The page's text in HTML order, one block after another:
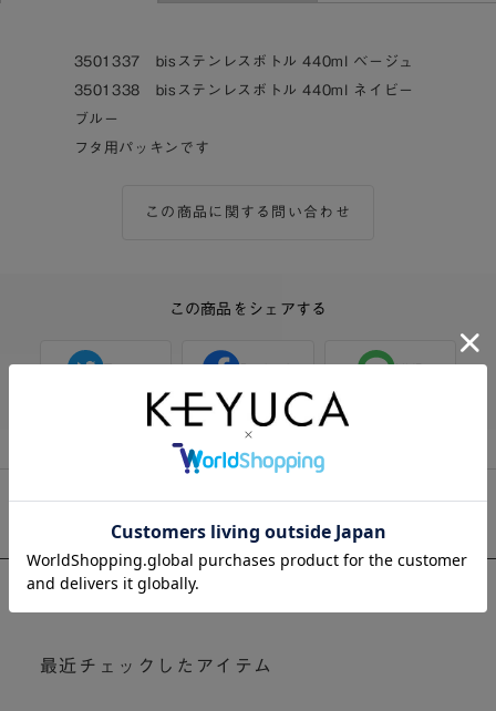
3501337 bisステンレスボトル 440ml ベージュ
3501338 bisステンレスボトル 440ml ネイビー
ブルー
フタ用パッキンです
この商品に関する問い合わせ
この商品をシェアする
Twitter Facebook LINE
おすすめ商品一覧
最近チェックしたアイテム